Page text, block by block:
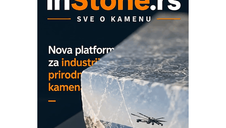
EVOKS Maintenance Management
ROSA i SCHUNK podižu proizvodnju
Detekcija različitih oblika